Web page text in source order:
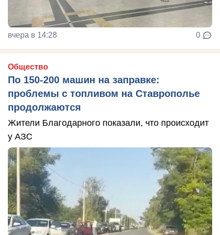
вчера в 14:28 0
Общество
По 150-200 машин на заправке:
проблемы с топливом на Ставрополье
продолжаются
Жители Благодарного показали, что происходит
у АЗС